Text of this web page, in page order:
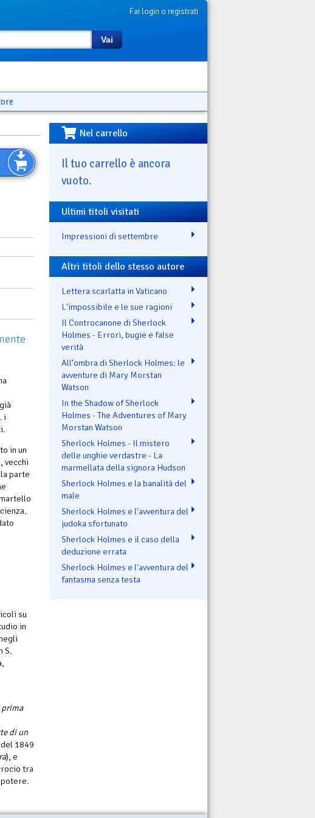
Fai login o registrati
Vai
i
in un
vecchi
parte
su
in
S.
di un
1849
), e
tra
Nel carrello
Il tuo carrello è ancora
vuoto.
Ultimi titoli visitati
Impressioni di settembre
Altri titoli dello stesso autore
Lettera scarlatta in Vaticano
L'impossibile e le sue ragioni
Il Controcanone di Sherlock
Holmes - Errori, bugie e false
verità
All’ombra di Sherlock Holmes: le
avventure di Mary Morstan
Watson
In the Shadow of Sherlock
Holmes - The Adventures of Mary
Morstan Watson
Sherlock Holmes - Il mistero
delle unghie verdastre - La
marmellata della signora Hudson
Sherlock Holmes e la banalità del
male
Sherlock Holmes e l'avventura del
judoka sfortunato
Sherlock Holmes e il caso della
deduzione errata
Sherlock Holmes e l'avventura del
fantasma senza testa